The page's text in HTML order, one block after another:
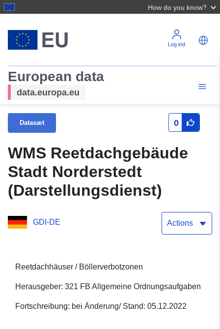
How do you know?
Log ind
European data
data.europa.eu
Datasæt 0
WMS Reetdachgebäude
Stadt Norderstedt
(Darstellungsdienst)
GDI-DE Actions
Reetdachhäuser / Böllerverbotzonen
Herausgeber: 321 FB Allgemeine Ordnungsaufgaben
Fortschreibung: bei Änderung/ Stand: 05.12.2022